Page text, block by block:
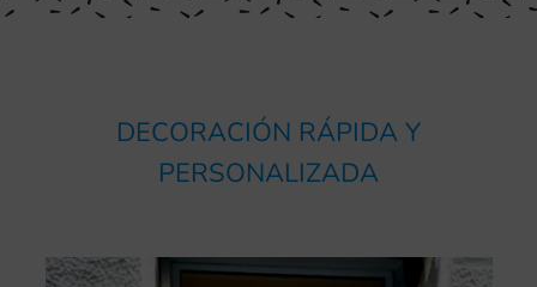
Contacto
DECORACIÓN RÁPIDA Y
PERSONALIZADA